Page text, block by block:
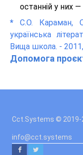
останній у них
* С.О. Караман,
українська
Вища школа. -
Допомога
Cct.Systems © 2019-
info@cct.systems